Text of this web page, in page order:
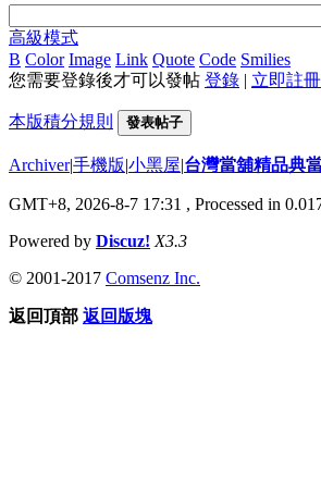
高級模式
B Color Image Link Quote Code Smilies
您需要登錄後才可以發帖 登錄 | 立即註冊
本版積分規則 發表帖子
Archiver|手機版|小黑屋|台灣當舖精品典
GMT+8, 2026-8-7 17:31 , Processed in
Powered by Discuz! X3.3
© 2001-2017 Comsenz Inc.
返回頂部 返回版塊